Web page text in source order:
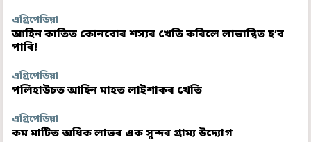
এগ্ৰিপেডিয়া
আহিন কাতিত কোনবোৰ শস্যৰ খেতি কৰিলে লাভান্বিত হ’ব
পাৰি!
এগ্ৰিপেডিয়া
পলিহাউচত আহিন মাহত লাইশাকৰ খেতি
এগ্ৰিপেডিয়া
কম মাটিত অধিক লাভৰ এক সুন্দৰ গ্ৰাম্য উদ্যোগ